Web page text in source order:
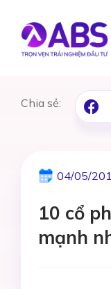
Chia sẻ:
04/05/
10 cổ
mạnh